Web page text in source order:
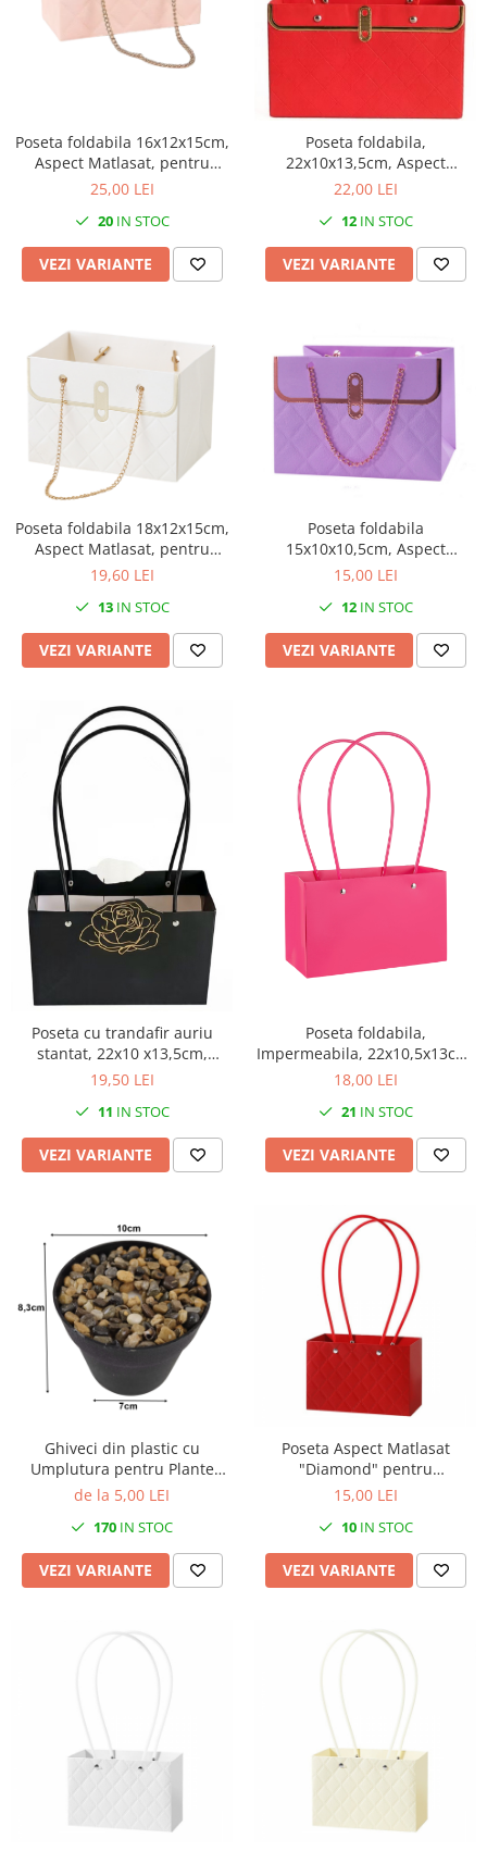
Iarba Artificiala
Poseta foldabila 16x12x15cm,
Aspect Matlasat, pentru
aranjamente florale - Set 5
25,00 LEI
20IN STOC
VEZI VARIANTE
Poseta foldabila,
22x10x13,5cm, Aspect
Matlasat, pentru aranjamente
22,00 LEI
12IN STOC
VEZI VARIANTE
Poseta foldabila 18x12x15cm,
Aspect Matlasat, pentru
aranjamente florale - Set 4
19,60 LEI
13IN STOC
VEZI VARIANTE
Poseta foldabila
15x10x10,5cm, Aspect
Matlasat, pentru aranjamente
15,00 LEI
12IN STOC
VEZI VARIANTE
Poseta cu trandafir auriu
stantat, 22x10 x13,5cm,
pentru flori - Set 5 buc
19,50 LEI
11 IN STOC
VEZI VARIANTE
Poseta foldabila,
Impermeabila, 22x10,5x13cm,
pentru aranjamente florale -
18,00 LEI
21 IN STOC
VEZI VARIANTE
Ghiveci din plastic cu
Umplutura pentru Plante
Artificiale
de la 5,00 LEI
170 IN STOC
VEZI VARIANTE
Poseta Aspect Matlasat
"Diamond" pentru
aranjamente florale, Red - Set
15,00 LEI
10IN STOC
VEZI VARIANTE